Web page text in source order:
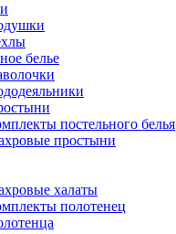
белье
постельного белья
простыни
халаты
полотенец